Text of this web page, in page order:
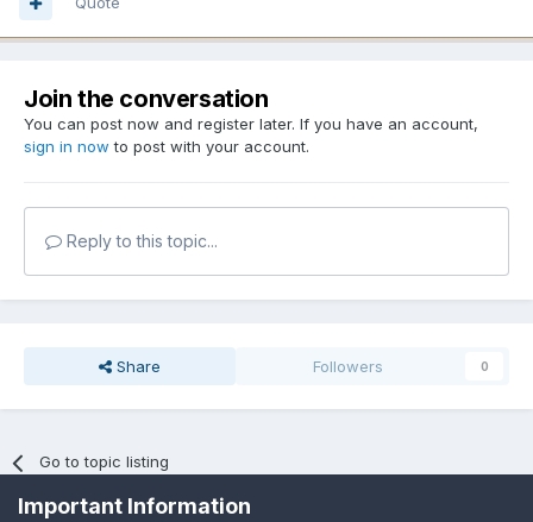
Join the conversation
You can post now and register later. If you have an account,
sign in now to post with your account.
Reply to this topic...
Share Followers 0
Go to topic listing
Important Information